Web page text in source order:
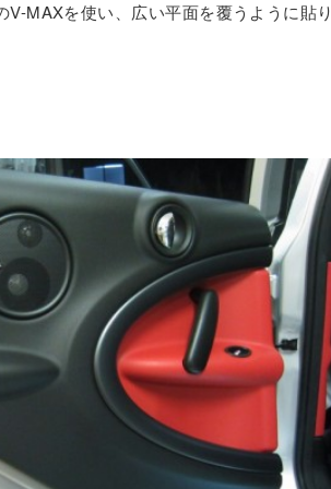
MAXを使い、広い平面を覆うように貼り